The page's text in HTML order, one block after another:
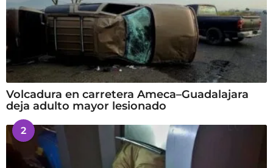
Volcadura en carretera Ameca–Guadalajara
deja adulto mayor lesionado
2